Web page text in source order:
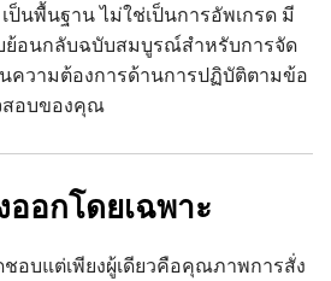
ป็นพื้นฐาน ไม่ใช่เป็นการอัพเกรด มี
ย้อนกลับฉบับสมบูรณ์สำหรับการจัด
ความต้องการด้านการปฏิบัติตามข้อ
สอบของคุณ
ออกโดยเฉพาะ
อบแต่เพียงผู้เดียวคือคุณภาพการสั่ง